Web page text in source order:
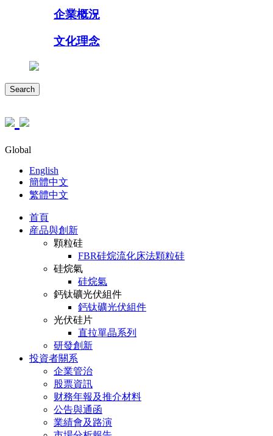
企業概況
文化理念
Search
Global
English
簡體中文
繁體中文
首頁
産品與創新
顆粒硅
FBR硅烷流化床法顆粒硅
硅烷氣
硅烷氣
鈣钛礦光伏組件
鈣钛礦光伏組件
光伏硅片
直拉單晶系列
研發創新
投資者關系
企業管治
股票資訊
财務年報及推介材料
公告與通函
業績會及路演